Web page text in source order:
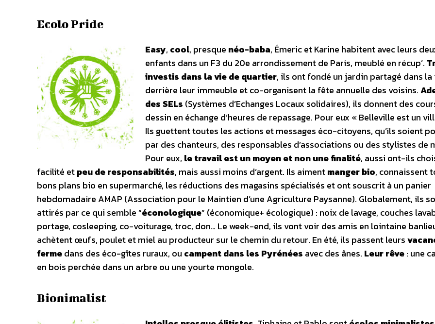
Ecolo Pride
Easy, cool, presque néo-baba, Émeric et Karine habitent avec leurs
enfants dans un F3 du 20e arrondissement de Paris, meublé en récup’.
investis dans la vie de quartier, ils ont fondé un jardin partagé dans
derrière leur immeuble et co-organisent la fête annuelle des voisins.
des SELs (Systèmes d’Echanges Locaux solidaires), ils donnent des
dessin en échange d’heures de repassage. Pour eux « Belleville est un
Ils guettent toutes les actions et messages éco-citoyens, qu’ils soient
par des chanteurs, des responsables d’associations ou des stylistes de
Pour eux, le travail est un moyen et non une finalité, aussi ont-ils
facilité etpeu de responsabilités, mais aussi moins d’argent. Ils aimentmanger bio, connaissent
bons plans bio en supermarché, les réductions des magasins spécialisés et ont souscrit à un panier
hebdomadaire AMAP (Association pour le Maintien d’une Agriculture Paysanne). Globalement, ils
attirés par ce qui semble “éconologique” (économique+ écologique) : noix de lavage, couches
portage, cosleeping, co-voiturage, troc, don… Le week-end, ils vont voir des amis en lointaine
achètent œufs, poulet et miel au producteur sur le chemin du retour. En été, ils passent leurs
fermedans des éco-gîtes ruraux, ou campent dans les Pyrénées avec des ânes. Leur rêve: une
en bois perchée dans un arbre ou une yourte mongole.
Bionimalist